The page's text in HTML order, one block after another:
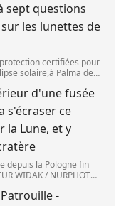
sept questions
les lunettes de
certifiées pour
solaire,à Palma de
d'une fusée
s'écraser ce
la Lune, et y
depuis la Pologne fin
WIDAK / NURPHOTO
accidentellement
-